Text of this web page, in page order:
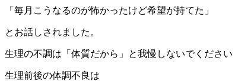
「毎月こうなるのが怖かったけど希望が持てた」
とお話しされました。
生理の不調は「体質だから」と我慢しないでください
生理前後の体調不良は